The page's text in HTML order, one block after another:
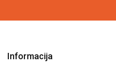
Informacija